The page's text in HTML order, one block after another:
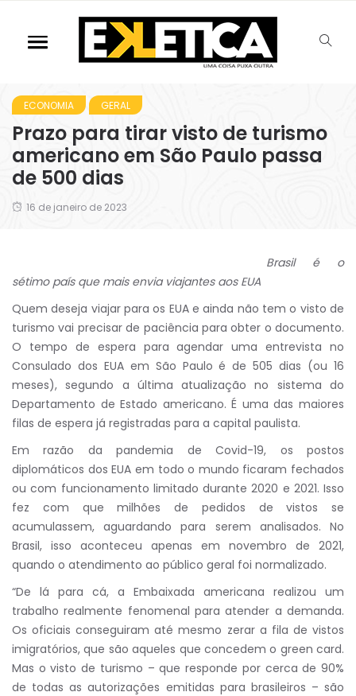
ECONOMIA GERAL
Prazo para tirar visto de turismo
americano em São Paulo passa
de 500 dias
16 de janeiro de 2023
Brasil é o
sétimo país que mais envia viajantes aos EUA
Quem deseja viajar para os EUA e ainda não tem o visto de
turismo vai precisar de paciência para obter o documento.
O tempo de espera para agendar uma entrevista no
Consulado dos EUA em São Paulo é de 505 dias (ou 16
meses), segundo a última atualização no sistema do
Departamento de Estado americano. É uma das maiores
filas de espera já registradas para a capital paulista.
Em razão da pandemia de Covid-19, os postos
diplomáticos dos EUA em todo o mundo ficaram fechados
ou com funcionamento limitado durante 2020 e 2021. Isso
fez com que milhões de pedidos de vistos se
acumulassem, aguardando para serem analisados. No
Brasil, isso aconteceu apenas em novembro de 2021,
quando o atendimento ao público geral foi normalizado.
“De lá para cá, a Embaixada americana realizou um
trabalho realmente fenomenal para atender a demanda.
Os oficiais conseguiram até mesmo zerar a fila de vistos
imigratórios, que são aqueles que concedem o green card.
Mas o visto de turismo – que responde por cerca de 90%
de todas as autorizações emitidas para brasileiros – são